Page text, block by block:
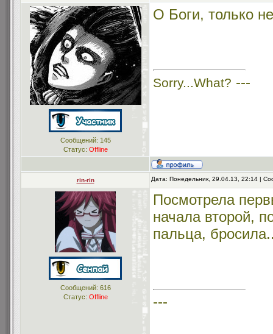
Сообщений: 145
Статус: Offline
О Боги, только
Sorry...What? ---
rin-rin Дата: Понедельник, 29.04.13, 22:14 |
Сообщений: 616
Статус: Offline
Посмотрела
начала второй,
пальца,
---